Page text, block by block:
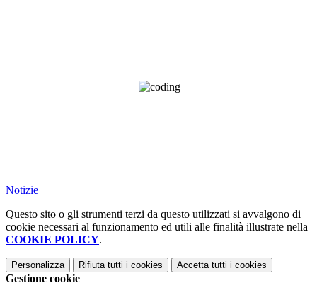
Notizie
Questo sito o gli strumenti terzi da questo utilizzati si avvalgono di
cookie necessari al funzionamento ed utili alle finalità illustrate nella
COOKIE POLICY.
Personalizza Rifiuta tutti i cookies Accetta tutti i cookies
Gestione cookie